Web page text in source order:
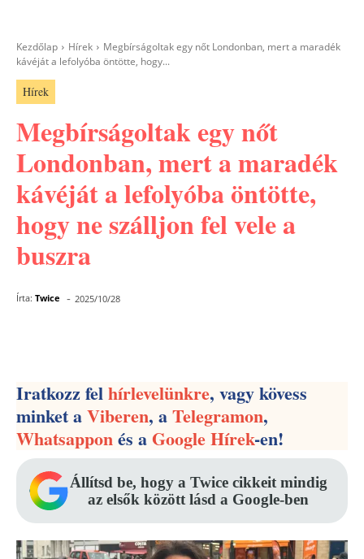
Kezdőlap Hírek
Megbírságoltak egy nőt Londonban, mert a maradék
kávéját a lefolyóba öntötte, hogy...
Hírek
Megbírságoltak egy nőt
Londonban, mert a maradék
kávéját a lefolyóba öntötte,
hogy ne szálljon fel vele a
buszra
Írta: Twice - 2025/10/28
Iratkozz felhírlevelünkre, vagy kövess
minket aViberen, aTelegramon,
Whatsapponés aGoogle Hírek-en!
Állítsd be, hogy a Twice cikkeit mindig
az elsők között lásd a Google-ben